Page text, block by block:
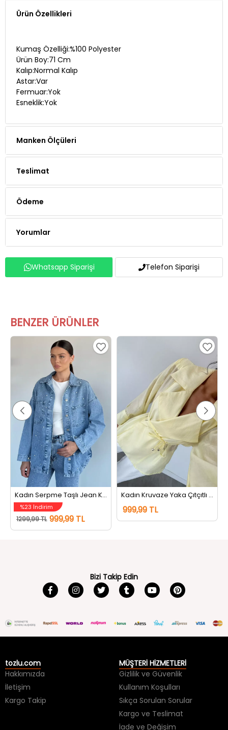
Ürün Özellikleri
Kumaş Özelliği:%100 Polyester
Ürün Boy:71 Cm
Kalıp:Normal Kalıp
Astar:Var
Fermuar:Yok
Esneklik:Yok
Manken Ölçüleri
Teslimat
Ödeme
Yorumlar
Whatsapp Siparişi Telefon Siparişi
BENZER ÜRÜNLER
Kadın Serpme Taşlı Jean Kot Ceket Mavi
%23 İndirim
1299,99 TL 999,99 TL
Kadın Kruvaze Yaka Çıtçıtlı Kuşak Detaylı Ceket Sarı
999,99 TL
Bizi Takip Edin
tozlu.com
Hakkımızda
İletişim
Kargo Takip
MÜŞTERİ HİZMETLERİ
Gizlilik ve Güvenlik
Kullanım Koşulları
Sıkça Sorulan Sorular
Kargo ve Teslimat
İade ve Değişim